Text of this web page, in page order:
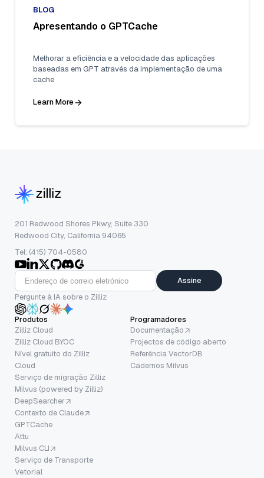
BLOG
Apresentando o GPTCache
Melhorar a eficiência e a velocidade das aplicações
baseadas em GPT através da implementação de uma
cache
Learn More
201 Redwood Shores Pkwy, Suite 330
Redwood City, California 94065
Tel: (415) 704-0580
Assine
Pergunte à IA sobre o Zilliz
Produtos
Zilliz Cloud
Zilliz Cloud BYOC
Nível gratuito do Zilliz
Cloud
Serviço de migração Zilliz
Milvus (powered by Zilliz)
DeepSearcher
Contexto de Claude
GPTCache
Attu
Milvus CLI
Serviço de Transporte
Vetorial
Programadores
Documentação
Projectos de código aberto
Referência VectorDB
Cadernos Milvus